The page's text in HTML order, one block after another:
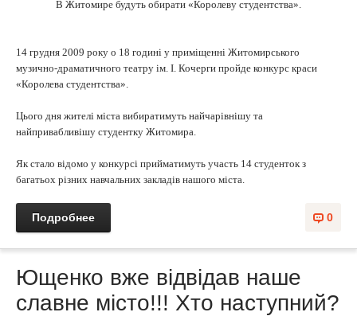
В Житомире будуть обирати «Королеву студентства».
14 грудня 2009 року о 18 годині у приміщенні Житомирського
музично-драматичного театру ім. І. Кочерги пройде конкурс краси
«Королева студентства».
Цього дня жителі міста вибиратимуть найчарівнішу та
найпривабливішу студентку Житомира.
Як стало відомо у конкурсі прийматимуть участь 14 студенток з
багатьох різних навчальних закладів нашого міста.
0
Подробнее
Ющенко вже відвідав наше
славне місто!!! Хто наступний?